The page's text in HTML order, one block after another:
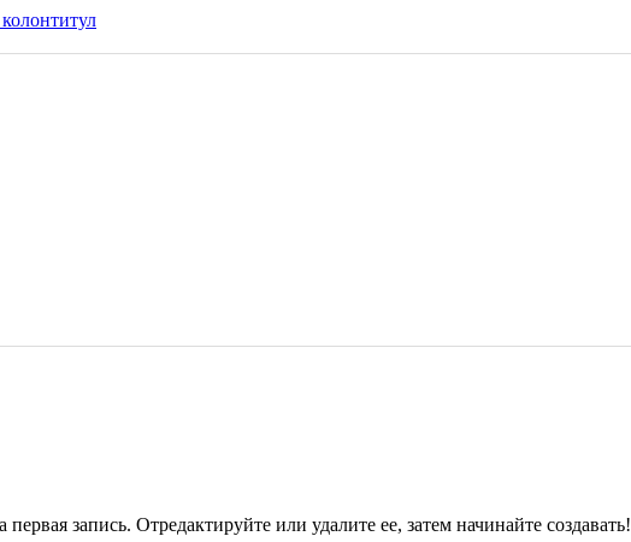
запись. Отредактируйте или удалите ее, затем начинайте создавать!